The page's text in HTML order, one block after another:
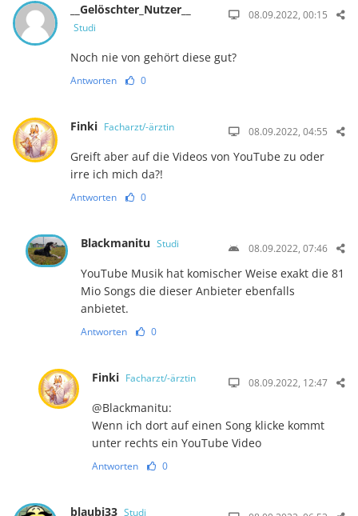
__Gelöschter_Nutzer__
Studi
08.09.2022, 00:15
Noch nie von gehört diese gut?
Antworten 0
Finki Facharzt/-ärztin 08.09.2022, 04:55
Greift aber auf die Videos von YouTube zu oder
irre ich mich da?!
Antworten 0
Blackmanitu Studi 08.09.2022, 07:46
YouTube Musik hat komischer Weise exakt die 81
Mio Songs die dieser Anbieter ebenfalls
anbietet.
Antworten 0
Finki Facharzt/-ärztin 08.09.2022, 12:47
@Blackmanitu:
Wenn ich dort auf einen Song klicke kommt
unter rechts ein YouTube Video
Antworten 0
blaubi33 Studi